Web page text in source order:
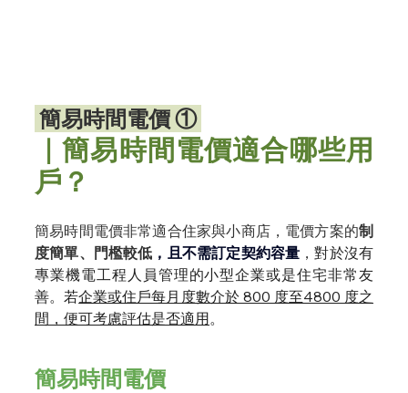
簡易時間電價 ①
｜簡易時間電價適合哪些用
戶？
簡易時間電價非常適合住家與小商店， 電價方案的制
度簡單、門檻較低 ，且不需訂定契約容量 ，對於沒有
專業機電工程人員管理的小型企業或是住宅非常友
善。若企業或住戶每月度數介於 800 度至4800 度之
間，便可考慮評估是否適用。
簡易時間電價